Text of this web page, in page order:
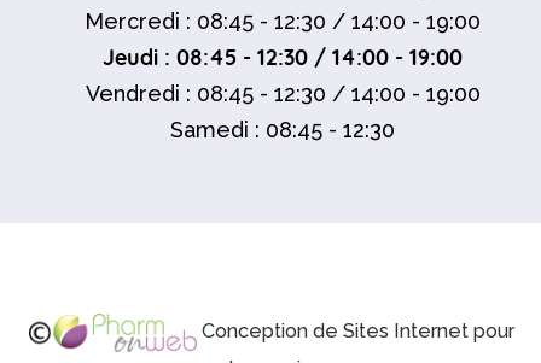
Mercredi : 08:45 - 12:30 / 14:00 - 19:00
Jeudi : 08:45 - 12:30 / 14:00 - 19:00
Vendredi : 08:45 - 12:30 / 14:00 - 19:00
Samedi : 08:45 - 12:30
Conception de Sites Internet pour